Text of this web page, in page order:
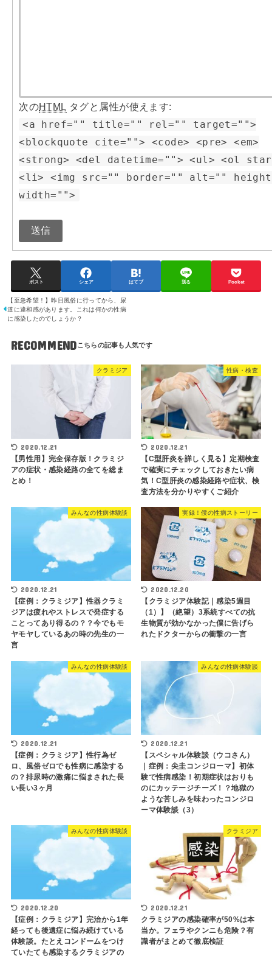
次のHTML タグと属性が使えます:
<a href="" title="" rel="" target="">
<blockquote cite=""> <code> <pre> <em>
<strong> <del datetime=""> <ul> <ol
<li> <img src="" border="" alt=""
width="">
送信
ポスト シェア はてブ 送る Pocket
【至急希望！】昨日風俗に行ってから、尿
道に違和感があります。これは何かの性病
に感染したのでしょうか？
RECOMMEND
クラミジア
2020.12.21
【男性用】完全保存版！クラミジ
アの症状・感染経路の全てを総ま
とめ！
性病・検査
2020.12.21
【C型肝炎を詳しく見る】定期検査
で確実にチェックしておきたい病
気！C型肝炎の感染経路や症状、検
査方法を分かりやすくご紹介
みんなの性病体験談
2020.12.21
【症例：クラミジア】性器クラミ
ジアは疲れやストレスで発症する
ことってあり得るの？？今でもモ
ヤモヤしているあの時の先生の一
言
実録！僕の性病ストーリー
2020.12.20
【クラミジア体験記｜感染5週目
（1）】（絶望）3系統すべての抗
生物質が効かなかった僕に告げら
れたドクターからの衝撃の一言
みんなの性病体験談
2020.12.21
【症例：クラミジア】性行為ゼ
ロ、風俗ゼロでも性病に感染する
の？排尿時の激痛に悩まされた長
い長い3ヶ月
みんなの性病体験談
2020.12.21
【スペシャル体験談（ウコさん）
｜症例：尖圭コンジローマ】初体
験で性病感染！初期症状はおりも
のにカッテージチーズ！？地獄の
ような苦しみを味わったコンジロ
ーマ体験談（3）
みんなの性病体験談
2020.12.20
【症例：クラミジア】完治から1年
経っても後遺症に悩み続けている
体験談。たとえコンドームをつけ
ていたても感染するクラミジアの
クラミジア
2020.12.21
クラミジアの感染確率が50%は本
当か。フェラやクンニも危険？有
識者がまとめて徹底検証